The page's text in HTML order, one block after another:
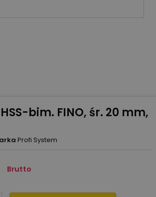
bim. FINO, śr. 20 mm,
Profi System
Brutto